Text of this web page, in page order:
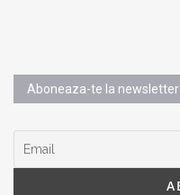
Aboneaza-te la newsletter